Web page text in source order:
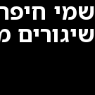
שמי
שיגורים